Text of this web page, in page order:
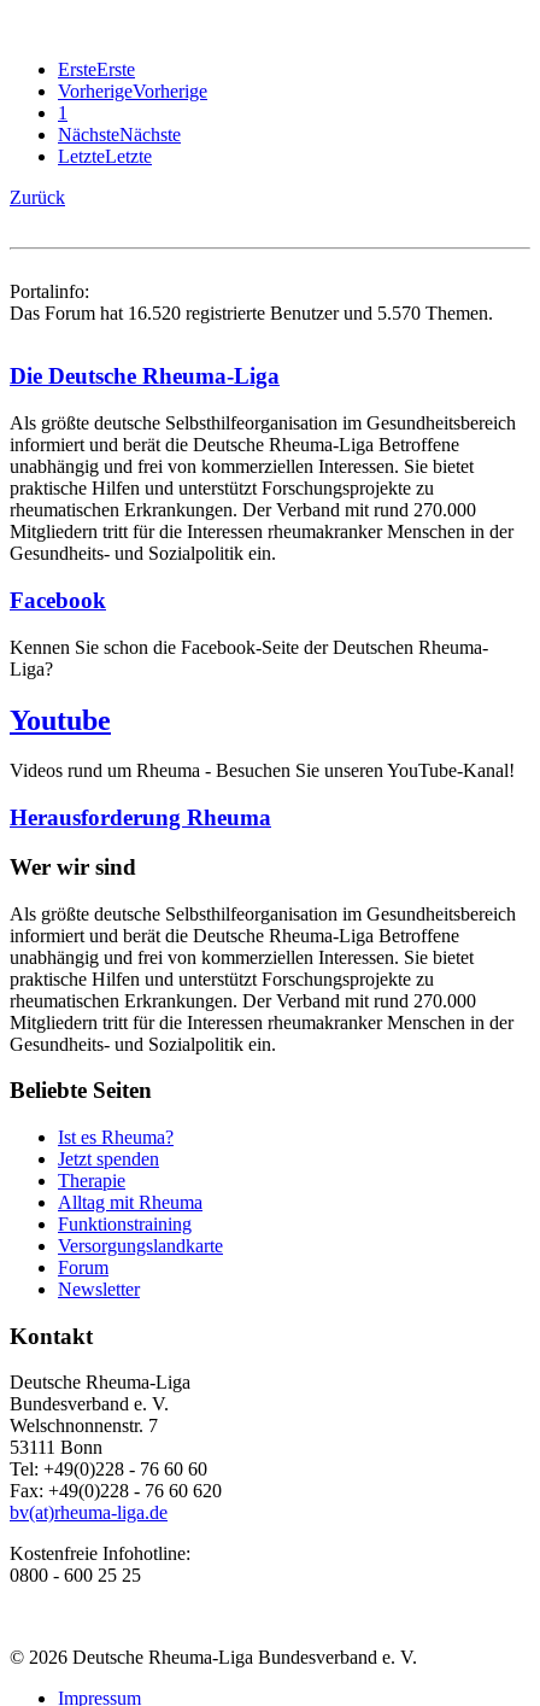
ErsteErste
VorherigeVorherige
1
NächsteNächste
LetzteLetzte
Zurück
Portalinfo:
Das Forum hat 16.520 registrierte Benutzer und 5.570 Themen.
Die Deutsche Rheuma-Liga
Als größte deutsche Selbsthilfe­organisation im Gesundheitsbereich
informiert und berät die Deutsche Rheuma-Liga Betroffene
unabhängig und frei von kommerziellen Interessen. Sie bietet
praktische Hilfen und unterstützt Forschungsprojekte zu
rheumatischen Erkrankungen. Der Verband mit rund 270.000
Mitgliedern tritt für die Interessen rheumakranker Menschen in der
Gesundheits- und Sozialpolitik ein.
Facebook
Kennen Sie schon die Facebook-Seite der Deutschen Rheuma-
Liga?
Youtube
Videos rund um Rheuma - Besuchen Sie unseren YouTube-Kanal!
Herausforderung Rheuma
Wer wir sind
Als größte deutsche Selbsthilfeorganisation im Gesundheitsbereich
informiert und berät die Deutsche Rheuma-Liga Betroffene
unabhängig und frei von kommerziellen Interessen. Sie bietet
praktische Hilfen und unterstützt Forschungsprojekte zu
rheumatischen Erkrankungen. Der Verband mit rund 270.000
Mitgliedern tritt für die Interessen rheumakranker Menschen in der
Gesundheits- und Sozialpolitik ein.
Beliebte Seiten
Ist es Rheuma?
Jetzt spenden
Therapie
Alltag mit Rheuma
Funktionstraining
Versorgungslandkarte
Forum
Newsletter
Kontakt
Deutsche Rheuma-Liga
Bundesverband e. V.
Welschnonnenstr. 7
53111 Bonn
Tel: +49(0)228 - 76 60 60
Fax: +49(0)228 - 76 60 620
bv(at)rheuma-liga.de
Kostenfreie Infohotline:
0800 - 600 25 25
© 2026 Deutsche Rheuma-Liga Bundesverband e. V.
Impressum